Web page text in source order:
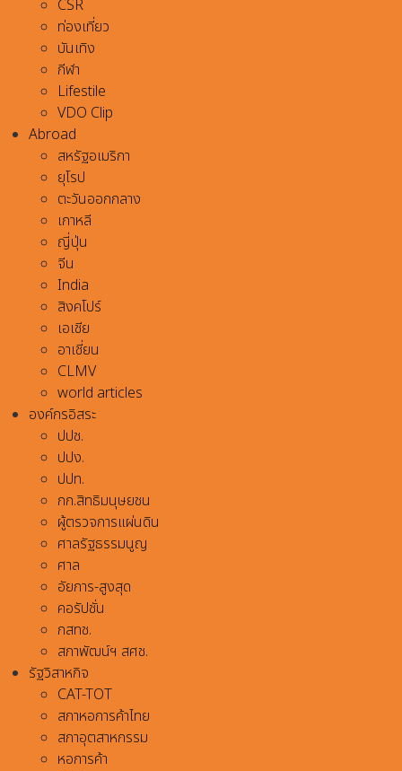
CSR
ท่องเที่ยว
บันเทิง
กีฬา
Lifestile
VDO Clip
Abroad
สหรัฐอเมริกา
ยุโรป
ตะวันออกกลาง
เกาหลี
ญี่ปุ่น
จีน
India
สิงคโปร์
เอเชีย
อาเชี่ยน
CLMV
world articles
องค์กรอิสระ
ปปช.
ปปง.
ปปท.
กก.สิทธิมนุษยชน
ผู้ตรวจการแผ่นดิน
ศาลรัฐธรรมนูญ
ศาล
อัยการ-สูงสุด
คอรัปชั่น
กสทช.
สภาพัฒน์ฯ สศช.
รัฐวิสาหกิจ
CAT-TOT
สภาหอการค้าไทย
สภาอุตสาหกรรม
หอการค้า